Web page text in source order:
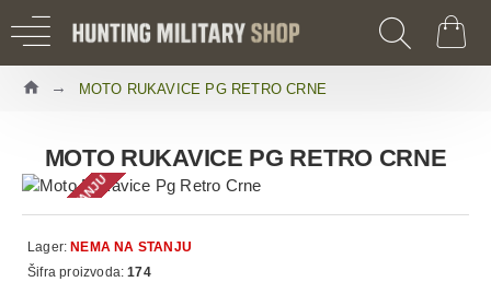
MOTO RUKAVICE PG RETRO CRNE
MOTO RUKAVICE PG RETRO CRNE
NEMA NA STANJU
Lager: NEMA NA STANJU
Šifra proizvoda: 174